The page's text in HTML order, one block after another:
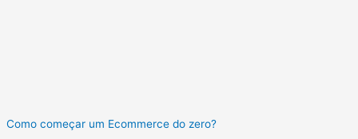
Como começar um Ecommerce do zero?